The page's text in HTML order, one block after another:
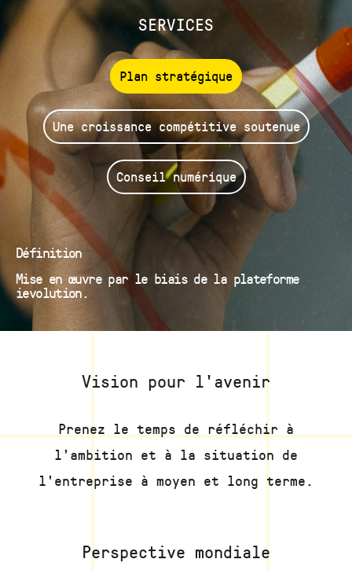
SERVICES
Plan stratégique
Une croissance compétitive soutenue
Conseil numérique
Définition
Mise en œuvre par le biais de la plateforme
ievolution.
Vision pour l'avenir
Prenez le temps de réfléchir à
l'ambition et à la situation de
l'entreprise à moyen et long terme.
Perspective mondiale